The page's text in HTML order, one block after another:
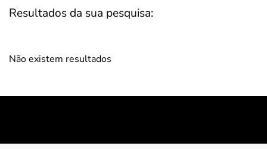
Resultados da sua pesquisa:
Não existem resultados